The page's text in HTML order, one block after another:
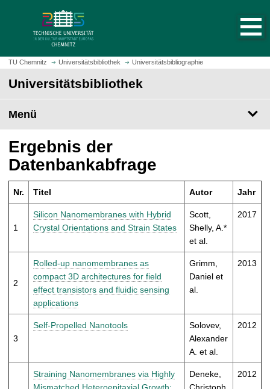
z
m
t
e
i
t
u
f
u
f
n
TU Chemnitz Universitätsbibliothek Universitätsbibliographie
Universitätsbibliothek
Menü
Ergebnis der
Datenbankabfrage
Nr. Titel Autor Jahr
1
Silicon Nanomembranes with Hybrid
Crystal Orientations and Strain States
Scott,
Shelly, A.*
et al.
2017
2
Rolled-up nanomembranes as
compact 3D architectures for field
effect transistors and fluidic sensing
applications
Grimm,
Daniel et
al.
2013
3
Self-Propelled Nanotools
Solovev,
Alexander
A. et al.
2012
Straining Nanomembranes via Highly
Deneke,
2012